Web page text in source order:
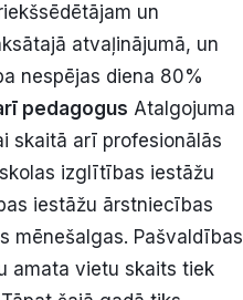
un
atvaļinājumā, un
nespējas diena 80%
pedagogus Atalgojuma
skaitā arī profesionālās
izglītības iestāžu
iestāžu ārstniecības
mēnešalgas. Pašvaldības
amata vietu skaits tiek